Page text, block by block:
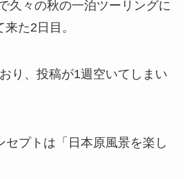
久々の秋の一泊ツーリングに
た2日目。
り、投稿が1週空いてしまい
セプトは「日本原風景を楽し